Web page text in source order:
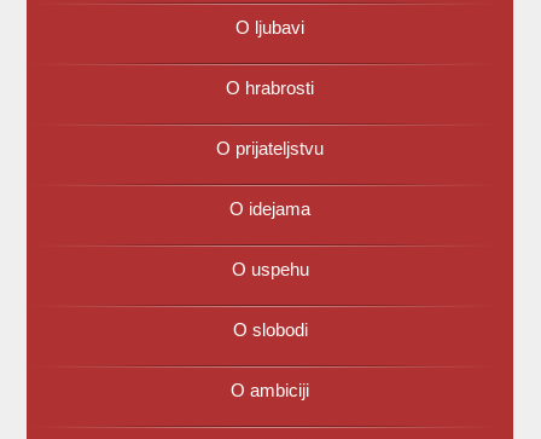
O ljubavi
O hrabrosti
O prijateljstvu
O idejama
O uspehu
O slobodi
O ambiciji